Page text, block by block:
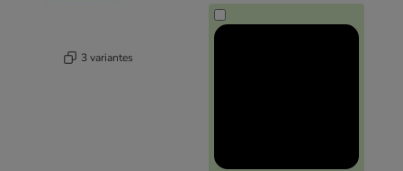
3 variantes